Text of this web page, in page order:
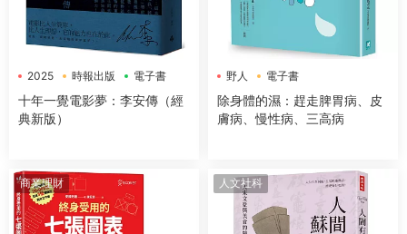
2025 時報出版 電子書
十年一覺電影夢：李安傳（經
典新版）
野人 電子書
除身體的濕：趕走脾胃病、皮
膚病、慢性病、三高病
商業理財 人文社科